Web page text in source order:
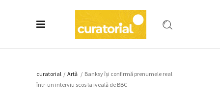
curatorial / Artǎ / Banksy își confirmă prenumele real
într-un interviu scos la iveală de BBC